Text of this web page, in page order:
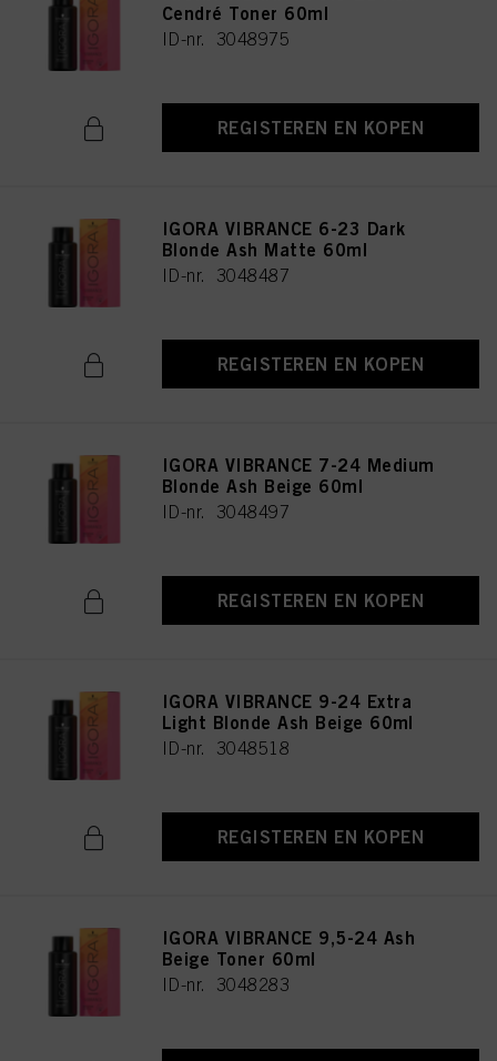
Cendré Toner 60ml
ID-nr. 3048975
REGISTEREN EN KOPEN
IGORA VIBRANCE 6-23 Dark
Blonde Ash Matte 60ml
ID-nr. 3048487
REGISTEREN EN KOPEN
IGORA VIBRANCE 7-24 Medium
Blonde Ash Beige 60ml
ID-nr. 3048497
REGISTEREN EN KOPEN
IGORA VIBRANCE 9-24 Extra
Light Blonde Ash Beige 60ml
ID-nr. 3048518
REGISTEREN EN KOPEN
IGORA VIBRANCE 9,5-24 Ash
Beige Toner 60ml
ID-nr. 3048283